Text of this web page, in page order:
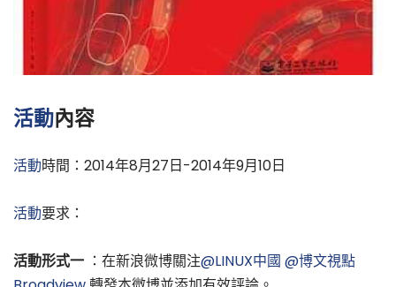
活動內容
活動時間：2014年8月27日-2014年9月10日
活動要求：
活動形式一 ：在新浪微博關注@LINUX中國 @博文視點